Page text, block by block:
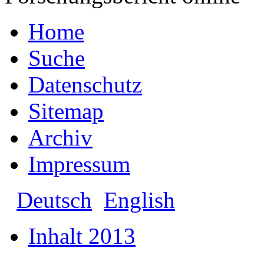
Home
Suche
Datenschutz
Sitemap
Archiv
Impressum
Deutsch English
Inhalt 2013